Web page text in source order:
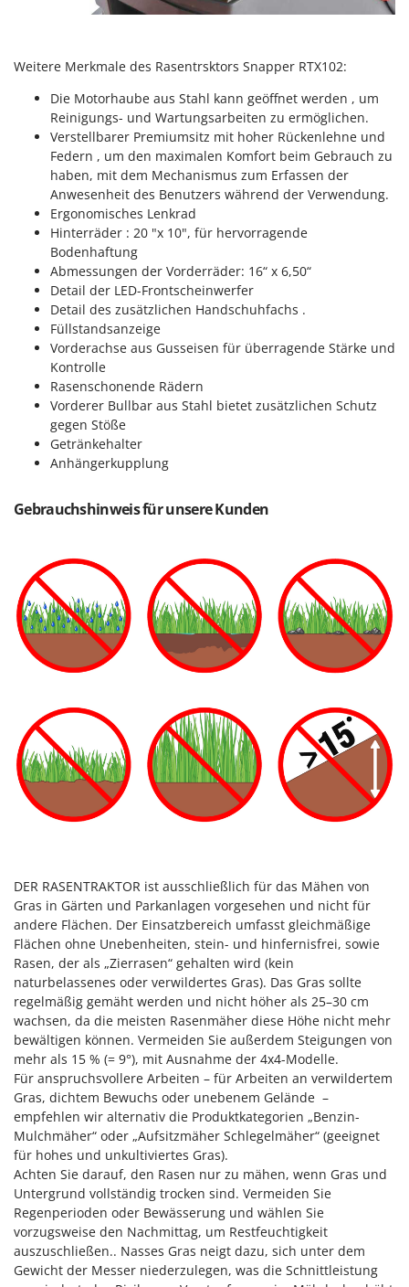
Weitere Merkmale des Rasentrsktors Snapper RTX102:
Die Motorhaube aus Stahl kann geöffnet werden , um
Reinigungs- und Wartungsarbeiten zu ermöglichen.
Verstellbarer Premiumsitz mit hoher Rückenlehne und
Federn , um den maximalen Komfort beim Gebrauch zu
haben, mit dem Mechanismus zum Erfassen der
Anwesenheit des Benutzers während der Verwendung.
Ergonomisches Lenkrad
Hinterräder : 20 "x 10", für hervorragende
Bodenhaftung
Abmessungen der Vorderräder: 16“ x 6,50“
Detail der LED-Frontscheinwerfer
Detail des zusätzlichen Handschuhfachs .
Füllstandsanzeige
Vorderachse aus Gusseisen für überragende Stärke und
Kontrolle
Rasenschonende Rädern
Vorderer Bullbar aus Stahl bietet zusätzlichen Schutz
gegen Stöße
Getränkehalter
Anhängerkupplung
Gebrauchshinweis für unsere Kunden
DER RASENTRAKTOR ist ausschließlich für das Mähen von
Gras in Gärten und Parkanlagen vorgesehen und nicht für
andere Flächen. Der Einsatzbereich umfasst gleichmäßige
Flächen ohne Unebenheiten, stein- und hinfernisfrei, sowie
Rasen, der als „Zierrasen“ gehalten wird (kein
naturbelassenes oder verwildertes Gras). Das Gras sollte
regelmäßig gemäht werden und nicht höher als 25–30 cm
wachsen, da die meisten Rasenmäher diese Höhe nicht mehr
bewältigen können. Vermeiden Sie außerdem Steigungen von
mehr als 15 % (= 9°), mit Ausnahme der 4x4-Modelle.
Für anspruchsvollere Arbeiten – für Arbeiten an verwildertem
Gras, dichtem Bewuchs oder unebenem Gelände –
empfehlen wir alternativ die Produktkategorien „Benzin-
Mulchmäher“ oder „Aufsitzmäher Schlegelmäher“ (geeignet
für hohes und unkultiviertes Gras).
Achten Sie darauf, den Rasen nur zu mähen, wenn Gras und
Untergrund vollständig trocken sind. Vermeiden Sie
Regenperioden oder Bewässerung und wählen Sie
vorzugsweise den Nachmittag, um Restfeuchtigkeit
auszuschließen.. Nasses Gras neigt dazu, sich unter dem
Gewicht der Messer niederzulegen, was die Schnittleistung